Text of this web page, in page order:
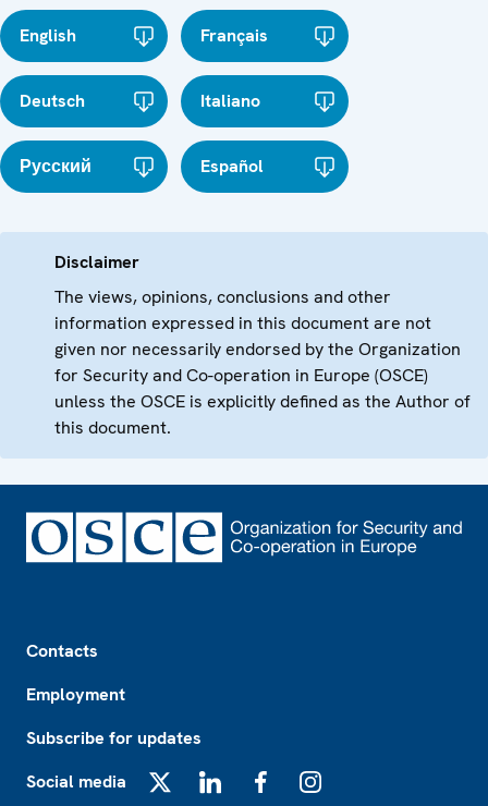
English Français
Deutsch Italiano
Русский Español
Disclaimer
The views, opinions, conclusions and other
information expressed in this document are not
given nor necessarily endorsed by the Organization
for Security and Co-operation in Europe (OSCE)
unless the OSCE is explicitly defined as the Author of
this document.
Contacts
Employment
Subscribe for updates
Social media